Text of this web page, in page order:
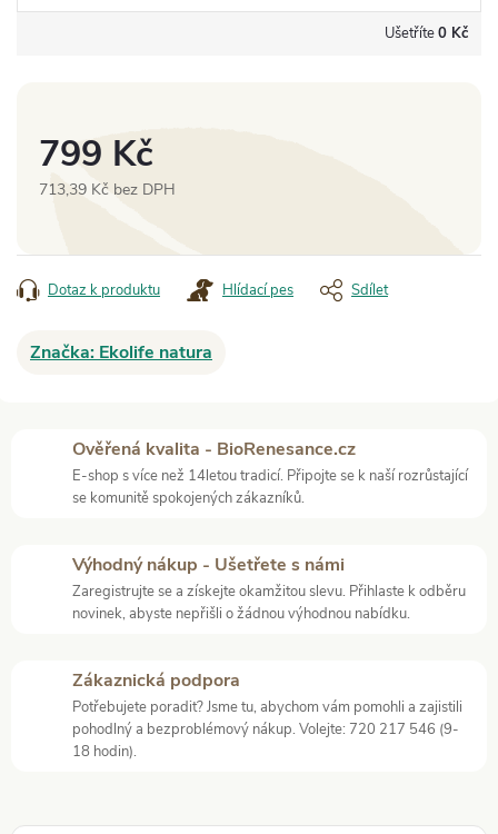
Ušetříte0 Kč
799 Kč
713,39 Kč bez DPH
Dotaz k produktu Hlídací pes Sdílet
Značka: Ekolife natura
Ověřená kvalita - BioRenesance.cz
E-shop s více než 14letou tradicí. Připojte se k naší rozrůstající
se komunitě spokojených zákazníků.
Výhodný nákup - Ušetřete s námi
Zaregistrujte se a získejte okamžitou slevu. Přihlaste k odběru
novinek, abyste nepřišli o žádnou výhodnou nabídku.
Zákaznická podpora
Potřebujete poradit? Jsme tu, abychom vám pomohli a zajistili
pohodlný a bezproblémový nákup. Volejte: 720 217 546 (9-
18 hodin).